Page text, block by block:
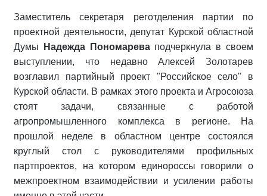
Заместитель секретаря реготделения партии по
проектной деятельности, депутат Курской областной
Думы
Надежда Пономарева подчеркнула в своем
выступлении, что недавно Алексей Золотарев
возглавил партийный проект "Российское село" в
Курской области. В рамках этого проекта и Агросоюза
стоят задачи, связанные с работой
агропромышленного комплекса в регионе. На
прошлой неделе в областном центре состоялся
круглый стол с руководителями профильных
партпроектов, на котором единороссы говорили о
межпроектном взаимодействии и усилении работы